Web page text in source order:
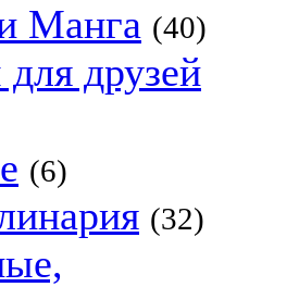
Манга (40)
друзей
(6)
(32)